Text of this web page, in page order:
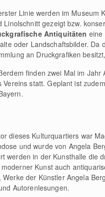
Linie werden im Museum
Linolschnitt gezeigt bzw.
Antiquitäten eine
oder Landschaftsbilder. Da
an Druckgrafiken
finden zwei Mal im Jahr
Vereins statt. Geplant ist
dieses Kulturquartiers war
und wurde von Angela
werden in der Kunsthalle die
Kunst auch
der Künstler Angela
Autorenlesungen.